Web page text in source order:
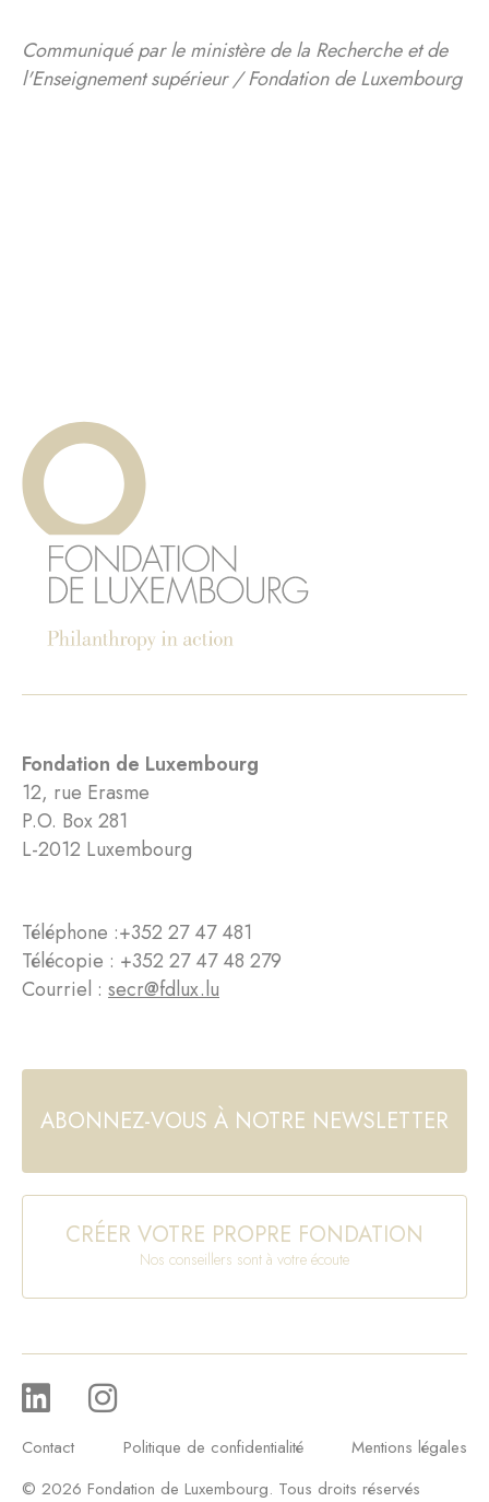
Communiqué par le ministère de la Recherche et de
l'Enseignement supérieur / Fondation de Luxembourg
Fondation de Luxembourg
12, rue Erasme
P.O. Box 281
L-2012 Luxembourg
Téléphone :+352 27 47 481
Télécopie : +352 27 47 48 279
Courriel : secr@fdlux.lu
ABONNEZ-VOUS À NOTRE NEWSLETTER
CRÉER VOTRE PROPRE FONDATION
Nos conseillers sont à votre écoute
Contact Politique de confidentialité
Mentions légales
© 2026 Fondation de Luxembourg. Tous droits réservés